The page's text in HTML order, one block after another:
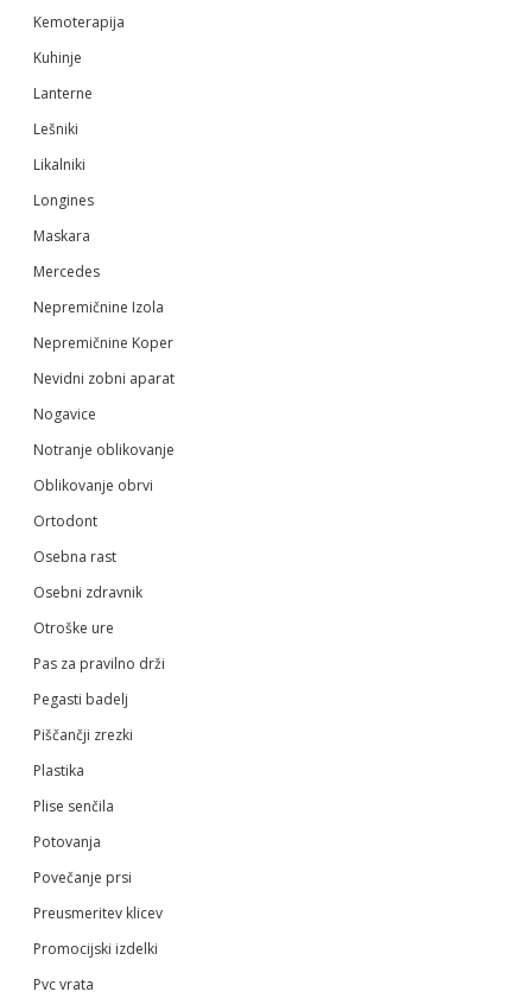
Kemoterapija
Kuhinje
Lanterne
Lešniki
Likalniki
Longines
Maskara
Mercedes
Nepremičnine Izola
Nepremičnine Koper
Nevidni zobni aparat
Nogavice
Notranje oblikovanje
Oblikovanje obrvi
Ortodont
Osebna rast
Osebni zdravnik
Otroške ure
Pas za pravilno drži
Pegasti badelj
Piščančji zrezki
Plastika
Plise senčila
Potovanja
Povečanje prsi
Preusmeritev klicev
Promocijski izdelki
Pvc vrata